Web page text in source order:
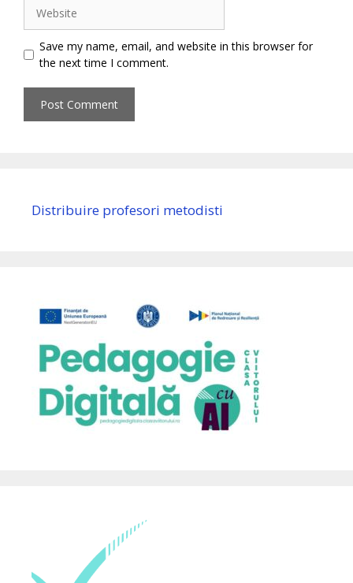
Save my name, email, and website in this browser for
the next time I comment.
Distribuire profesori metodisti